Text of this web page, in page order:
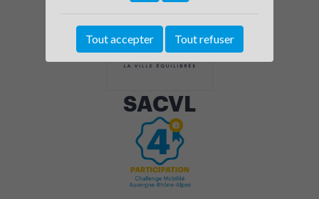
SACVL
Tout accepter Tout refuser